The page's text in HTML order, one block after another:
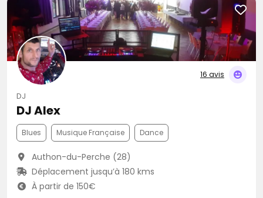
16 avis
DJ
DJ Alex
Blues Musique Française Dance
Authon-du-Perche (28)
Déplacement jusqu’à 180 kms
À partir de 150€